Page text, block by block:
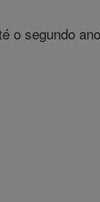
o segundo